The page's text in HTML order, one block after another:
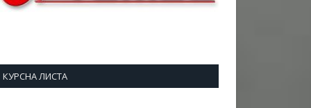
КУРСНА ЛИСТА